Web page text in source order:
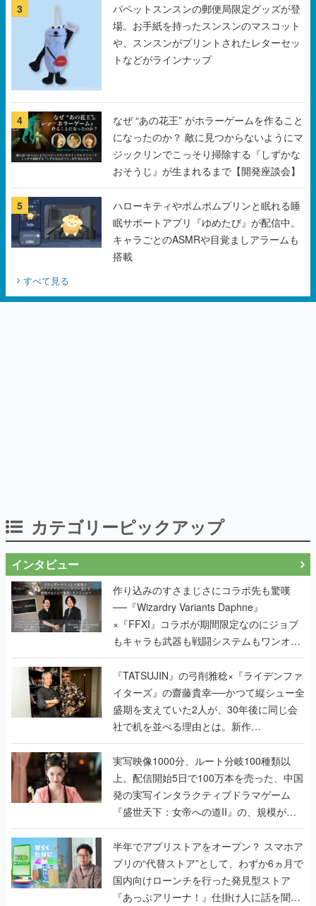
3
パペットスンスンの郵便局限定グッズが登
場。お手紙を持ったスンスンのマスコット
や、スンスンがプリントされたレターセッ
トなどがラインナップ
4
なぜ “あの花王” がホラーゲームを作ること
になったのか？ 敵に見つからないようにマ
ジックリンでこっそり掃除する『しずかな
おそうじ』が生まれるまで【開発座談会】
5
ハローキティやポムポムプリンと眠れる睡
眠サポートアプリ『ゆめたび』が配信中。
キャラごとのASMRや目覚ましアラームも
搭載
すべて見る
カテゴリーピックアップ
インタビュー
作り込みのすさまじさにコラボ先も驚嘆
──『Wizardry Variants Daphne』
×『FFXI』コラボが期間限定なのにジョブ
もキャラも武器も戦闘システムもワンオフ
で作り込まれた理由を両ディレクターに聞
く
『TATSUJIN』の弓削雅稔×『ライデンファ
イターズ』の齋藤貴幸──かつて縦シュー全
盛期を支えていた2人が、30年後に同じ会
社で机を並べる理由とは。新作
『TATSUJIN EXTREME』で初タッグを組
んだレジェンド2人に訊く開発秘話
実写映像1000分、ルート分岐100種類以
上。配信開始5日で100万本を売った、中国
発の実写インタラクティブドラマゲーム
『盛世天下：女帝への道II』の、規模が違
うこだわりをプロデューサーに聞いた
半年でアプリストアをオープン？ スマホア
プリの“代替ストア”として、わずか6ヵ月で
国内向けローンチを行った発見型ストア
『あっぷアリーナ！』仕掛け人に話を聞い